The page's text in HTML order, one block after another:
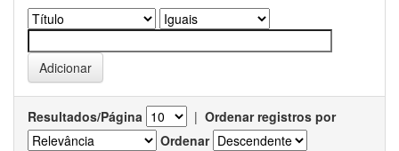
Resultados/Página | Ordenar registros por
Ordenar